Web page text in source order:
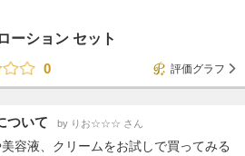
ーション セット
0
評価グラフ
ついて by りお☆☆☆ さん
容液、クリームをお試しで買ってみる